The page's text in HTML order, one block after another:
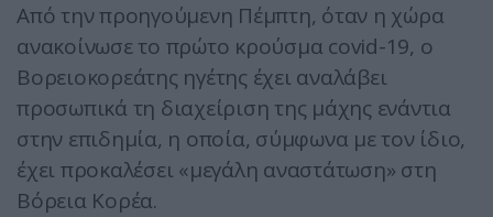
Από την προηγούμενη Πέμπτη, όταν η χώρα
ανακοίνωσε το πρώτο κρούσμα covid-19, ο
Βορειοκορεάτης ηγέτης έχει αναλάβει
προσωπικά τη διαχείριση της μάχης ενάντια
στην επιδημία, η οποία, σύμφωνα με τον ίδιο,
έχει προκαλέσει «μεγάλη αναστάτωση» στη
Βόρεια Κορέα.